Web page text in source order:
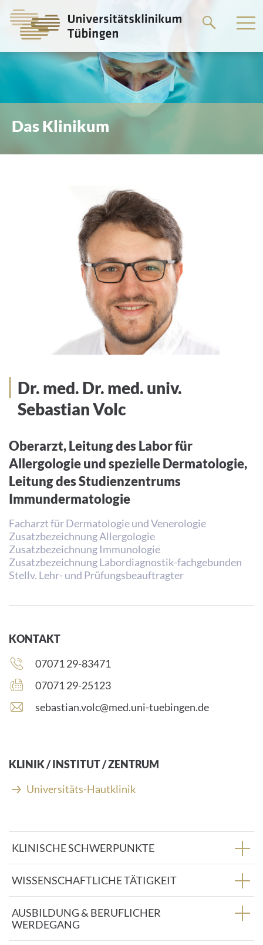
zum
Das Klinikum
Dr. med. Dr. med. univ.
Sebastian Volc
Oberarzt, Leitung des Labor für
Allergologie und spezielle Dermatologie,
Leitung des Studienzentrums
Immundermatologie
Facharzt für Dermatologie und Venerologie
Zusatzbezeichnung Allergologie
Zusatzbezeichnung Immunologie
Zusatzbezeichnung Labordiagnostik-fachgebunden
Stellv. Lehr- und Prüfungsbeauftragter
KONTAKT
Telefonnummer:
07071 29-83471
Faxnummer:
07071 29-25123
E
i
l
A
e
s
s
e
:
sebastian.volc@med.uni-tuebingen.de
KLINIK / INSTITUT / ZENTRUM
Universitäts-Hautklinik
KLINISCHE SCHWERPUNKTE
WISSENSCHAFTLICHE TÄTIGKEIT
AUSBILDUNG & BERUFLICHER
WERDEGANG